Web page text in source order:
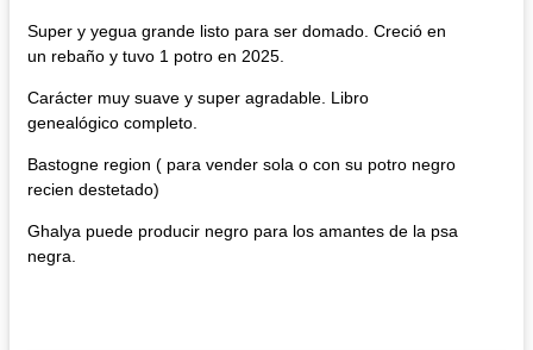
Super y yegua grande listo para ser domado. Creció en
un rebaño y tuvo 1 potro en 2025.
Carácter muy suave y super agradable. Libro
genealógico completo.
Bastogne region ( para vender sola o con su potro negro
recien destetado)
Ghalya puede producir negro para los amantes de la psa
negra.